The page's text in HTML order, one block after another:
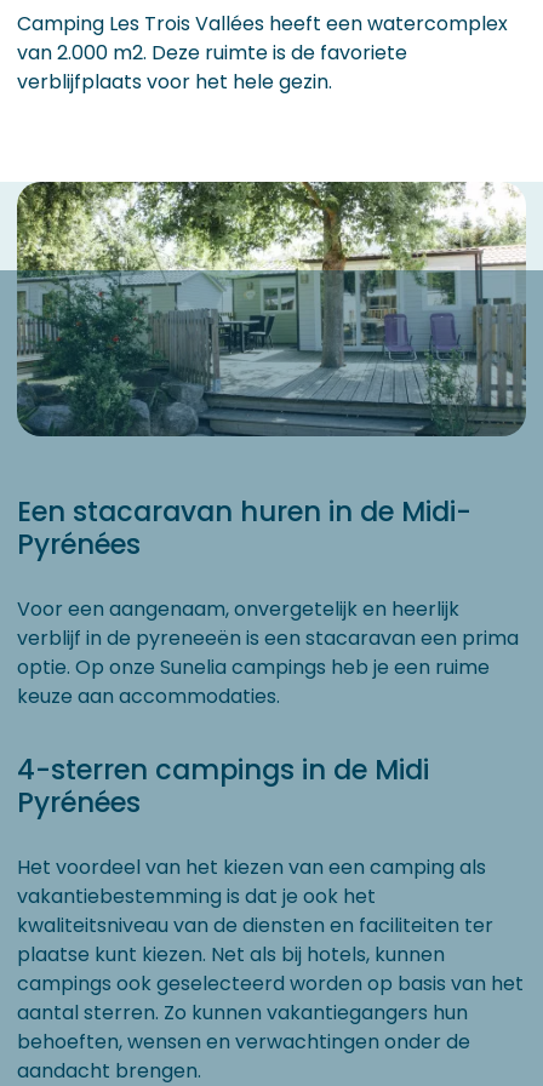
Camping Les Trois Vallées heeft een watercomplex
van 2.000 m2. Deze ruimte is de favoriete
verblijfplaats voor het hele gezin.
Een stacaravan huren in de Midi-
Pyrénées
Voor een aangenaam, onvergetelijk en heerlijk
verblijf in de pyreneeën is een stacaravan een prima
optie. Op onze Sunelia campings heb je een ruime
keuze aan accommodaties.
4-sterren campings in de Midi
Pyrénées
Het voordeel van het kiezen van een camping als
vakantiebestemming is dat je ook het
kwaliteitsniveau van de diensten en faciliteiten ter
plaatse kunt kiezen. Net als bij hotels, kunnen
campings ook geselecteerd worden op basis van het
aantal sterren. Zo kunnen vakantiegangers hun
behoeften, wensen en verwachtingen onder de
aandacht brengen.